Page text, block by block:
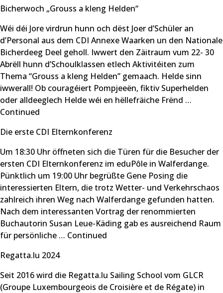
Bicherwoch „Grouss a kleng Helden“
Wéi déi Jore virdrun hunn och dëst Joer d’Schüler an
d’Personal aus dem CDI Annexe Waarken un den Nationale
Bicherdeeg Deel geholl. Iwwert den Zäitraum vum 22- 30
Abrëll hunn d’Schoulklassen etlech Aktivitéiten zum
Thema “Grouss a kleng Helden” gemaach. Helde sinn
iwwerall! Ob couragéiert Pompjeeën, fiktiv Superhelden
oder alldeeglech Helde wéi en hëllefräiche Frënd …
Continued
Die erste CDI Elternkonferenz
Um 18:30 Uhr öffneten sich die Türen für die Besucher der
ersten CDI Elternkonferenz im eduPôle in Walferdange.
Pünktlich um 19:00 Uhr begrüßte Gene Posing die
interessierten Eltern, die trotz Wetter- und Verkehrschaos
zahlreich ihren Weg nach Walferdange gefunden hatten.
Nach dem interessanten Vortrag der renommierten
Buchautorin Susan Leue-Käding gab es ausreichend Raum
für persönliche … Continued
Regatta.lu 2024
Seit 2016 wird die Regatta.lu Sailing School vom GLCR
(Groupe Luxembourgeois de Croisière et de Régate) in